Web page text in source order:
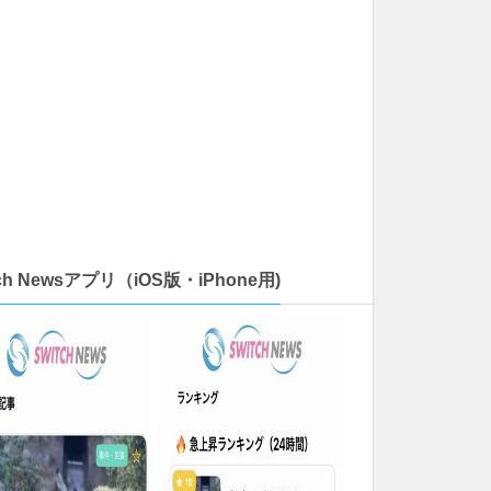
Newsアプリ（iOS版・iPhone用)